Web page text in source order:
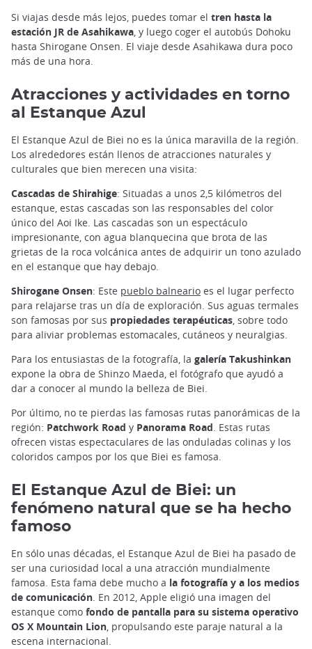
Si viajas desde más lejos, puedes tomar el tren hasta la
estación JR de Asahikawa , y luego coger el autobús Dohoku
hasta Shirogane Onsen. El viaje desde Asahikawa dura poco
más de una hora.
Atracciones y actividades en torno
al Estanque Azul
El Estanque Azul de Biei no es la única maravilla de la región.
Los alrededores están llenos de atracciones naturales y
culturales que bien merecen una visita:
Cascadas de Shirahige: Situadas a unos 2,5 kilómetros del
estanque, estas cascadas son las responsables del color
único del Aoi Ike. Las cascadas son un espectáculo
impresionante, con agua blanquecina que brota de las
grietas de la roca volcánica antes de adquirir un tono azulado
en el estanque que hay debajo.
Shirogane Onsen: Este pueblo balneario es el lugar perfecto
para relajarse tras un día de exploración. Sus aguas termales
son famosas por sus propiedades terapéuticas, sobre todo
para aliviar problemas estomacales, cutáneos y neuralgias.
Para los entusiastas de la fotografía, la galería Takushinkan
expone la obra de Shinzo Maeda, el fotógrafo que ayudó a
dar a conocer al mundo la belleza de Biei.
Por último, no te pierdas las famosas rutas panorámicas de la
región: Patchwork Road y Panorama Road. Estas rutas
ofrecen vistas espectaculares de las onduladas colinas y los
coloridos campos por los que Biei es famosa.
El Estanque Azul de Biei: un
fenómeno natural que se ha hecho
famoso
En sólo unas décadas, el Estanque Azul de Biei ha pasado de
ser una curiosidad local a una atracción mundialmente
famosa. Esta fama debe mucho a la fotografía y a los medios
de comunicación. En 2012, Apple eligió una imagen del
estanque como fondo de pantalla para su sistema operativo
OS X Mountain Lion, propulsando este paraje natural a la
escena internacional.